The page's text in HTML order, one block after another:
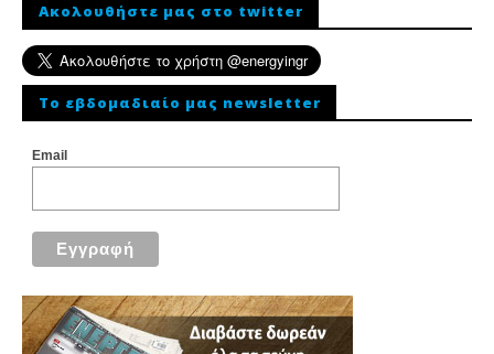
Ακολουθήστε μας στο twitter
To εβδομαδιαίο μας newsletter
Email